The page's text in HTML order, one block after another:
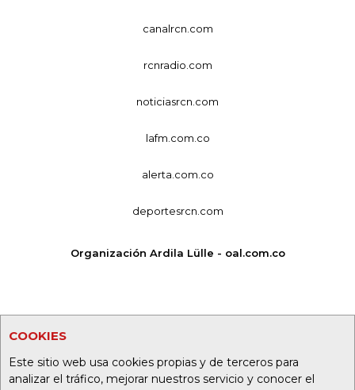
COOKIES
Este sitio web usa cookies propias y de terceros para
analizar el tráfico, mejorar nuestros servicio y conocer el
canalrcn.com
rcnradio.com
noticiasrcn.com
lafm.com.co
alerta.com.co
deportesrcn.com
Organización Ardila Lülle - oal.com.co